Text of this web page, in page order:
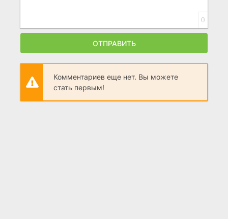
0
ОТПРАВИТЬ
Комментариев еще нет. Вы можете
стать первым!